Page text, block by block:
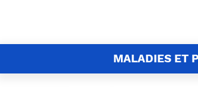
MALADIES ET